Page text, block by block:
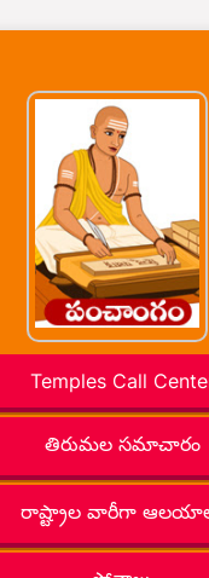
Temples Call
తిరుమల సమాచారం
రాష్ట్రాల వారీగా